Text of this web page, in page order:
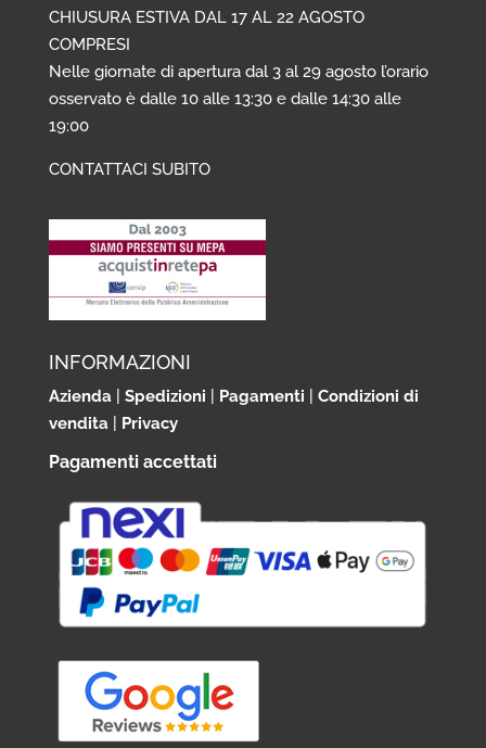
CHIUSURA ESTIVA DAL 17 AL 22 AGOSTO
COMPRESI
Nelle giornate di apertura dal 3 al 29 agosto l’orario
osservato è dalle 10 alle 13:30 e dalle 14:30 alle
19:00
CONTATTACI SUBITO
INFORMAZIONI
Azienda| Spedizioni Pagamenti
Condizioni di
vendita| Privacy
Pagamenti accettati